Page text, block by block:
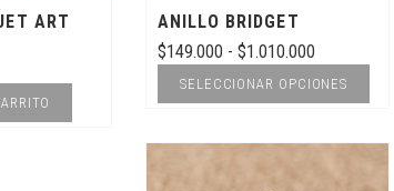
de
ART
ANILLO BRIDGET
$149.000 - $1.010.000
de
desde
SELECCIONAR OPCIONES